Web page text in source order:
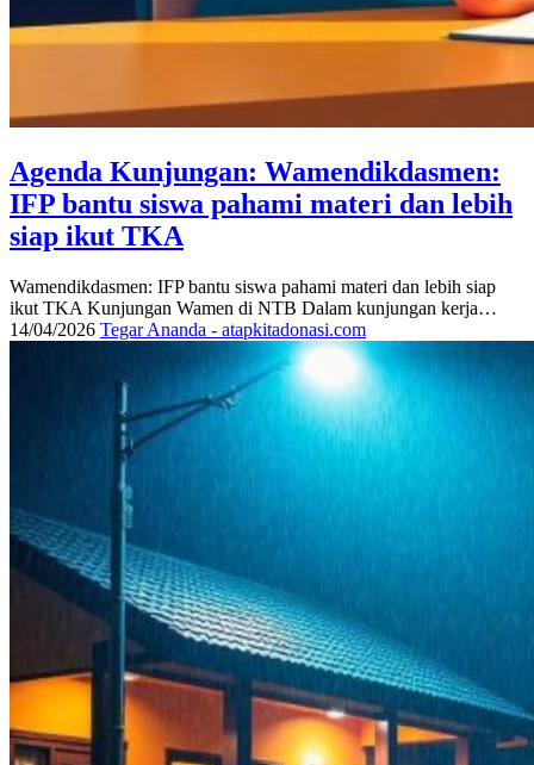
Agenda Kunjungan: Wamendikdasmen:
IFP bantu siswa pahami materi dan lebih
siap ikut TKA
Wamendikdasmen: IFP bantu siswa pahami materi dan lebih siap
ikut TKA Kunjungan Wamen di NTB Dalam kunjungan kerja…
14/04/2026 Tegar Ananda - atapkitadonasi.com